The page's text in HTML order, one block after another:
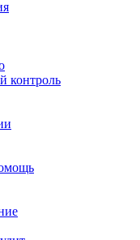
контроль